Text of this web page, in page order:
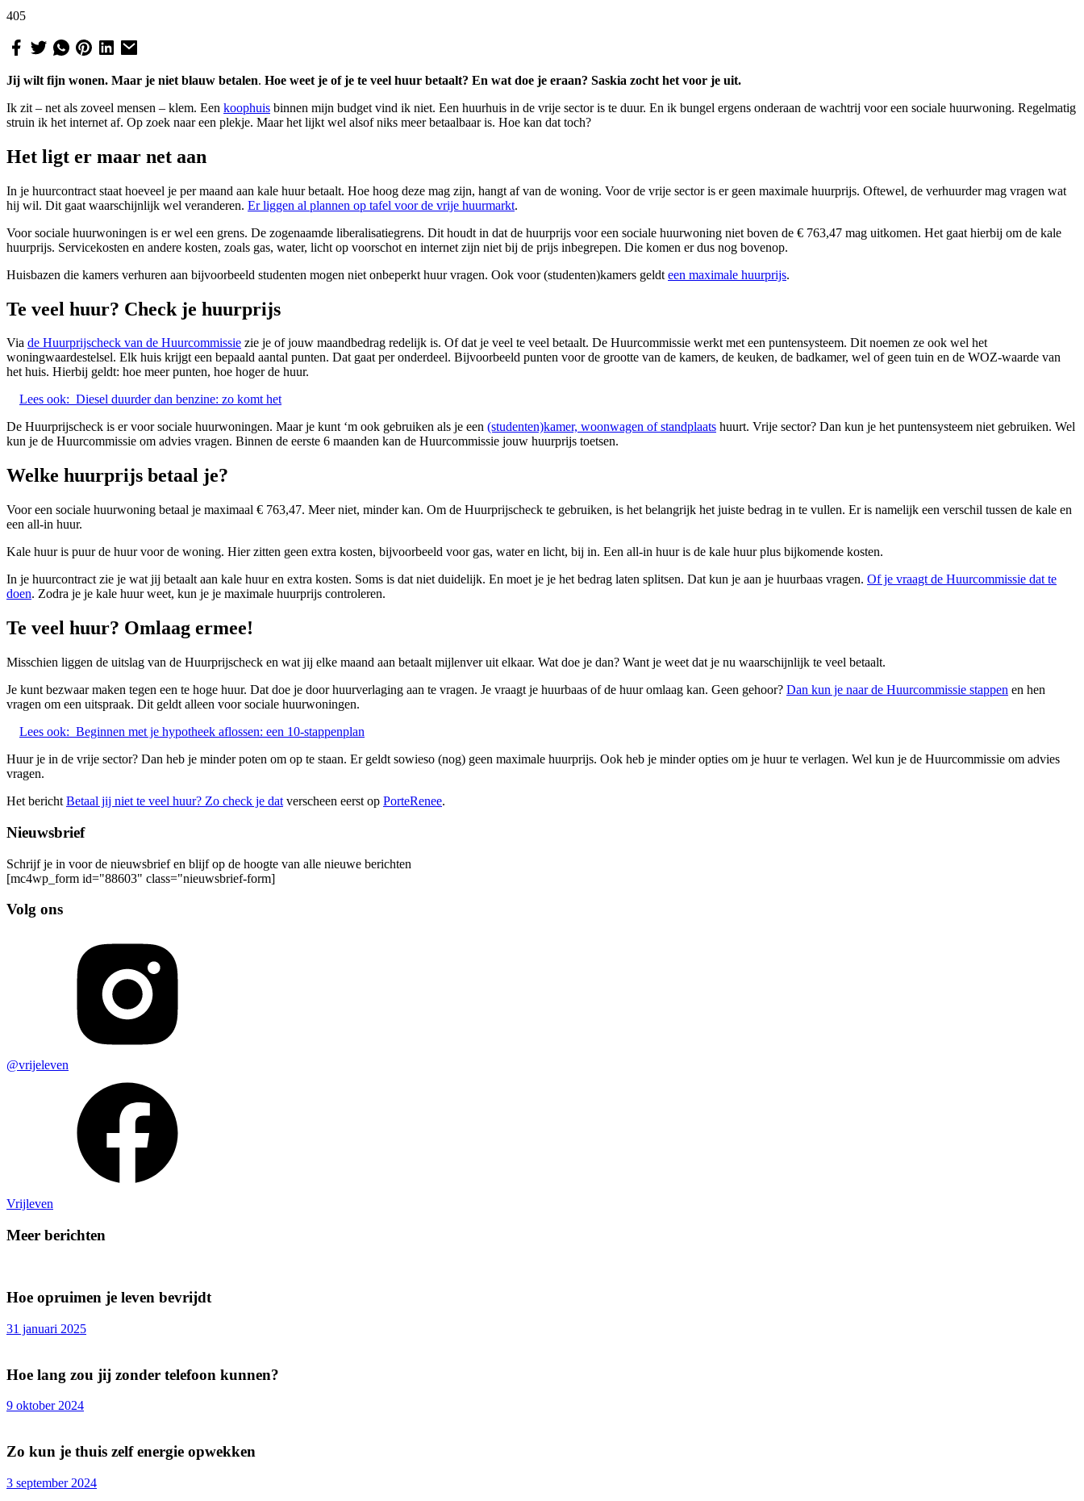
405
Jij wilt fijn wonen. Maar je niet blauw betalen. Hoe weet je of je te veel huur betaalt? En wat doe je eraan? Saskia zocht het voor je uit.
Ik zit – net als zoveel mensen – klem. Een koophuis binnen mijn budget vind ik niet. Een huurhuis in de vrije sector is te duur. En ik bungel ergens onderaan de wachtrij voor een sociale huurwoning. Regelmatig
struin ik het internet af. Op zoek naar een plekje. Maar het lijkt wel alsof niks meer betaalbaar is. Hoe kan dat toch?
Het ligt er maar net aan
In je huurcontract staat hoeveel je per maand aan kale huur betaalt. Hoe hoog deze mag zijn, hangt af van de woning. Voor de vrije sector is er geen maximale huurprijs. Oftewel, de verhuurder mag vragen wat
hij wil. Dit gaat waarschijnlijk wel veranderen. Er liggen al plannen op tafel voor de vrije huurmarkt.
Voor sociale huurwoningen is er wel een grens. De zogenaamde liberalisatiegrens. Dit houdt in dat de huurprijs voor een sociale huurwoning niet boven de € 763,47 mag uitkomen. Het gaat hierbij om de kale
huurprijs. Servicekosten en andere kosten, zoals gas, water, licht op voorschot en internet zijn niet bij de prijs inbegrepen. Die komen er dus nog bovenop.
Huisbazen die kamers verhuren aan bijvoorbeeld studenten mogen niet onbeperkt huur vragen. Ook voor (studenten)kamers geldt een maximale huurprijs.
Te veel huur? Check je huurprijs
Via de Huurprijscheck van de Huurcommissie zie je of jouw maandbedrag redelijk is. Of dat je veel te veel betaalt. De Huurcommissie werkt met een puntensysteem. Dit noemen ze ook wel het
woningwaardestelsel. Elk huis krijgt een bepaald aantal punten. Dat gaat per onderdeel. Bijvoorbeeld punten voor de grootte van de kamers, de keuken, de badkamer, wel of geen tuin en de WOZ-waarde van
het huis. Hierbij geldt: hoe meer punten, hoe hoger de huur.
Lees ook: Diesel duurder dan benzine: zo komt het
De Huurprijscheck is er voor sociale huurwoningen. Maar je kunt ‘m ook gebruiken als je een (studenten)kamer, woonwagen of standplaats huurt. Vrije sector? Dan kun je het puntensysteem niet gebruiken. Wel
kun je de Huurcommissie om advies vragen. Binnen de eerste 6 maanden kan de Huurcommissie jouw huurprijs toetsen.
Welke huurprijs betaal je?
Voor een sociale huurwoning betaal je maximaal € 763,47. Meer niet, minder kan. Om de Huurprijscheck te gebruiken, is het belangrijk het juiste bedrag in te vullen. Er is namelijk een verschil tussen de kale en
een all-in huur.
Kale huur is puur de huur voor de woning. Hier zitten geen extra kosten, bijvoorbeeld voor gas, water en licht, bij in. Een all-in huur is de kale huur plus bijkomende kosten.
In je huurcontract zie je wat jij betaalt aan kale huur en extra kosten. Soms is dat niet duidelijk. En moet je je het bedrag laten splitsen. Dat kun je aan je huurbaas vragen. Of je vraagt de Huurcommissie dat te
doen. Zodra je je kale huur weet, kun je je maximale huurprijs controleren.
Te veel huur? Omlaag ermee!
Misschien liggen de uitslag van de Huurprijscheck en wat jij elke maand aan betaalt mijlenver uit elkaar. Wat doe je dan? Want je weet dat je nu waarschijnlijk te veel betaalt.
Je kunt bezwaar maken tegen een te hoge huur. Dat doe je door huurverlaging aan te vragen. Je vraagt je huurbaas of de huur omlaag kan. Geen gehoor? Dan kun je naar de Huurcommissie stappen en hen
vragen om een uitspraak. Dit geldt alleen voor sociale huurwoningen.
Lees ook: Beginnen met je hypotheek aflossen: een 10-stappenplan
Huur je in de vrije sector? Dan heb je minder poten om op te staan. Er geldt sowieso (nog) geen maximale huurprijs. Ook heb je minder opties om je huur te verlagen. Wel kun je de Huurcommissie om advies
vragen.
Het bericht Betaal jij niet te veel huur? Zo check je dat verscheen eerst op PorteRenee.
Nieuwsbrief
Schrijf je in voor de nieuwsbrief en blijf op de hoogte van alle nieuwe berichten
[mc4wp_form id="88603" class="nieuwsbrief-form]
Volg ons
@vrijeleven
Vrijleven
Meer berichten
Hoe opruimen je leven bevrijdt
31 januari 2025
Hoe lang zou jij zonder telefoon kunnen?
9 oktober 2024
Zo kun je thuis zelf energie opwekken
3 september 2024